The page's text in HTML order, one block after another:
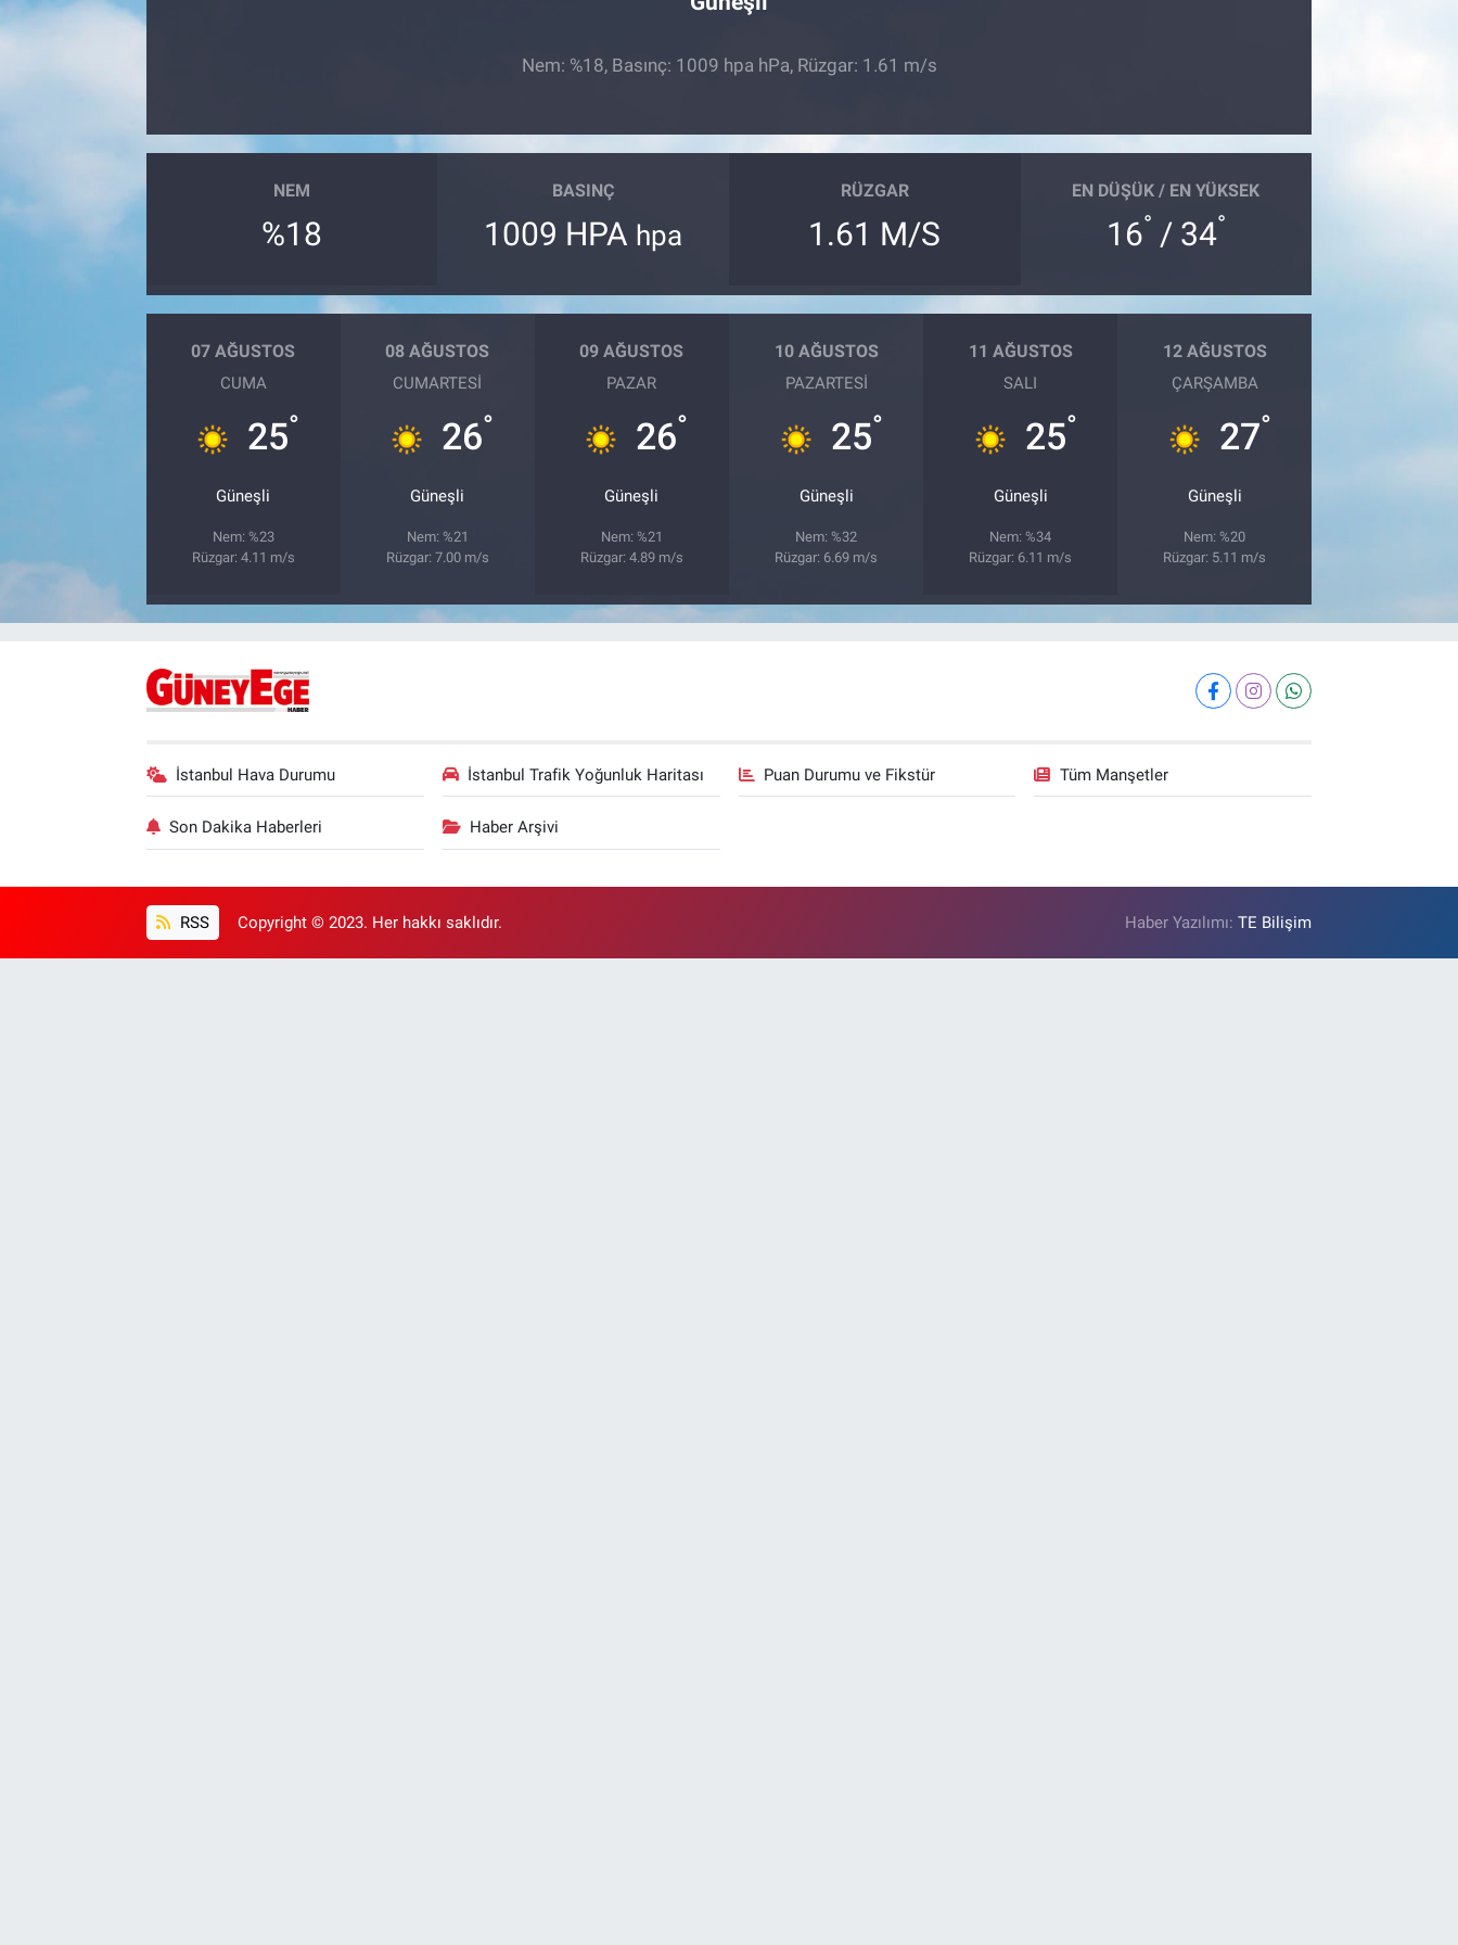
Nem: %18, Basınç: 1009 hpa hPa, Rüzgar: 1.61 m/s
NEM
%18
BASINÇ
1009 HPA hpa
RÜZGAR
1.61 M/S
EN DÜŞÜK / EN YÜKSEK
16° / 34°
07 AĞUSTOS
CUMA
25°
Güneşli
Nem: %23
Rüzgar: 4.11 m/s
08 AĞUSTOS
CUMARTESI
26°
Güneşli
Nem: %21
Rüzgar: 7.00 m/s
09 AĞUSTOS
PAZAR
26°
Güneşli
Nem: %21
Rüzgar: 4.89 m/s
10 AĞUSTOS
PAZARTESI
25°
Güneşli
Nem: %32
Rüzgar: 6.69 m/s
11 AĞUSTOS
SALI
25°
Güneşli
Nem: %34
Rüzgar: 6.11 m/s
12 AĞUSTOS
ÇARŞAMBA
27°
Güneşli
Nem: %20
Rüzgar: 5.11 m/s
İstanbul Hava Durumu İstanbul Trafik Yoğunluk Haritası Puan Durumu ve Fikstür Tüm Manşetler
Son Dakika Haberleri Haber Arşivi
RSS Copyright © 2023. Her hakkı saklıdır. Haber Yazılımı:TE Bilişim